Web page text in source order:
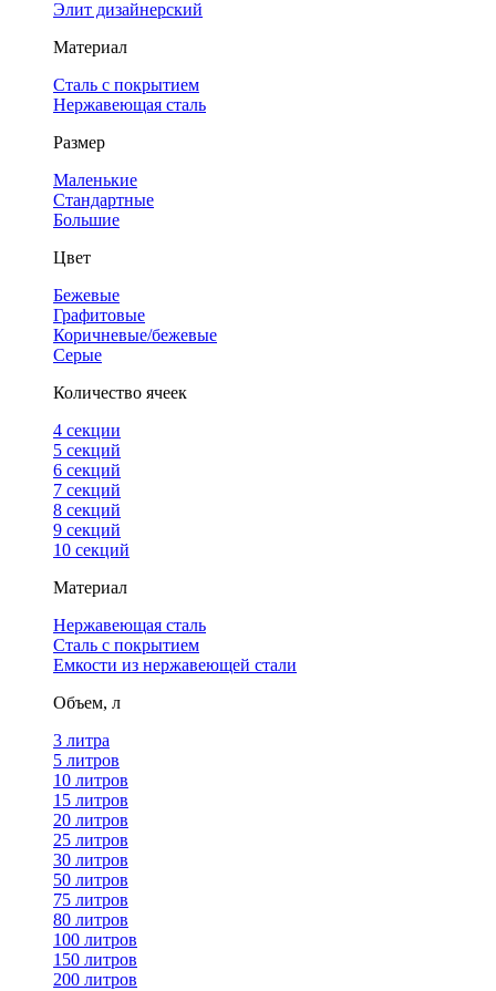
Элит дизайнерский
Материал
Сталь с покрытием
Нержавеющая сталь
Размер
Маленькие
Стандартные
Большие
Цвет
Бежевые
Графитовые
Коричневые/бежевые
Серые
Количество ячеек
4 cекции
5 секций
6 секций
7 секций
8 секций
9 секций
10 секций
Материал
Нержавеющая сталь
Сталь с покрытием
Емкости из нержавеющей стали
Объем, л
3 литра
5 литров
10 литров
15 литров
20 литров
25 литров
30 литров
50 литров
75 литров
80 литров
100 литров
150 литров
200 литров